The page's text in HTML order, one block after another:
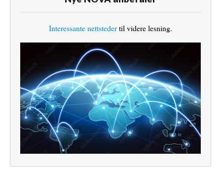
Interessante nettstedertil videre lesning.